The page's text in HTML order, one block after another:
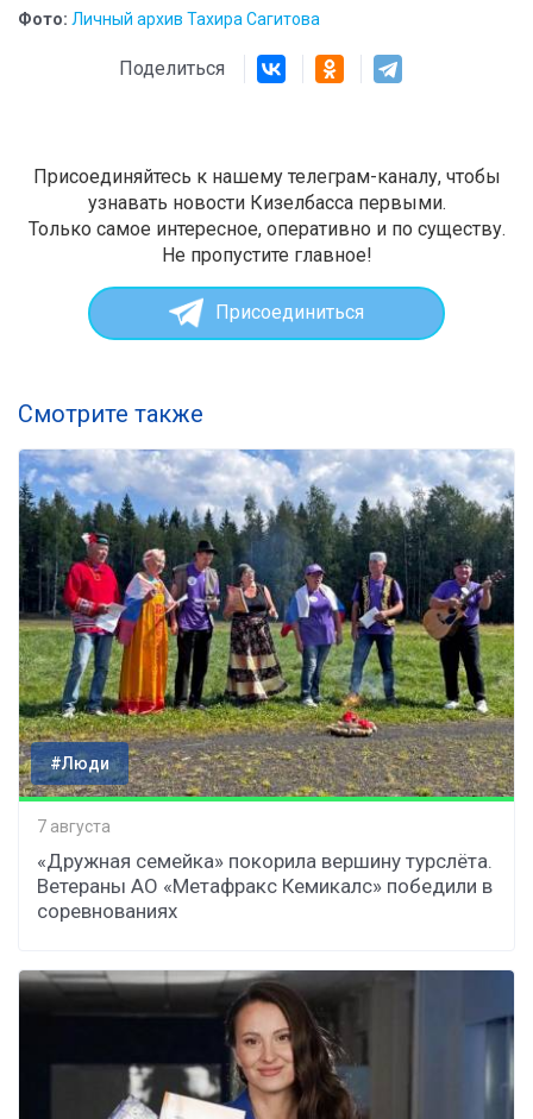
Фото: Личный архив Тахира Сагитова
Поделиться
Присоединяйтесь к нашему телеграм-каналу, чтобы
узнавать новости Кизелбасса первыми.
Только самое интересное, оперативно и по существу.
Не пропустите главное!
Присоединиться
Смотрите также
#Люди
7 августа
«Дружная семейка» покорила вершину турслёта.
Ветераны АО «Метафракс Кемикалс» победили в
соревнованиях